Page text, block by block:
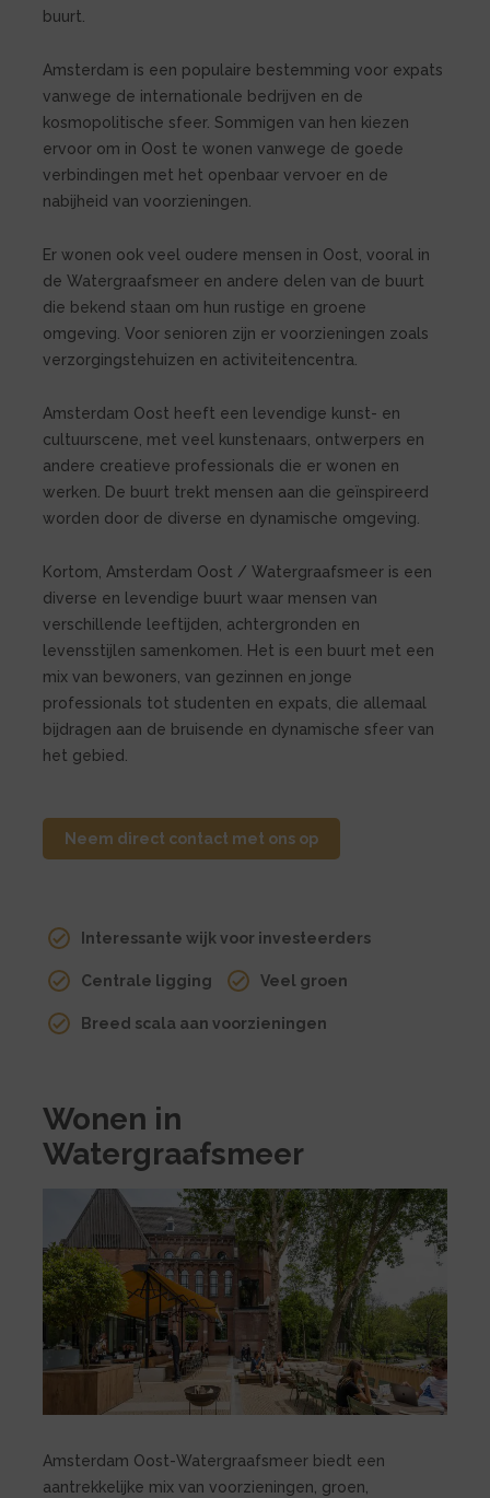
buurt.
Amsterdam is een populaire bestemming voor expats
vanwege de internationale bedrijven en de
kosmopolitische sfeer. Sommigen van hen kiezen
ervoor om in Oost te wonen vanwege de goede
verbindingen met het openbaar vervoer en de
nabijheid van voorzieningen.
Er wonen ook veel oudere mensen in Oost, vooral in
de Watergraafsmeer en andere delen van de buurt
die bekend staan om hun rustige en groene
omgeving. Voor senioren zijn er voorzieningen zoals
verzorgingstehuizen en activiteitencentra.
Amsterdam Oost heeft een levendige kunst- en
cultuurscene, met veel kunstenaars, ontwerpers en
andere creatieve professionals die er wonen en
werken. De buurt trekt mensen aan die geïnspireerd
worden door de diverse en dynamische omgeving.
Kortom, Amsterdam Oost / Watergraafsmeer is een
diverse en levendige buurt waar mensen van
verschillende leeftijden, achtergronden en
levensstijlen samenkomen. Het is een buurt met een
mix van bewoners, van gezinnen en jonge
professionals tot studenten en expats, die allemaal
bijdragen aan de bruisende en dynamische sfeer van
het gebied.
Neem direct contact met ons op
Interessante wijk voor investeerders
Centrale ligging Veel groen
Breed scala aan voorzieningen
Wonen in
Watergraafsmeer
Amsterdam Oost-Watergraafsmeer biedt een
aantrekkelijke mix van voorzieningen, groen,